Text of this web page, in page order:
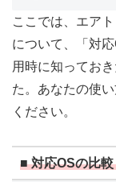
ここでは、エア
について、「対
用時に知ってお
た。あなたの使
ください。
■ 対応OSの比